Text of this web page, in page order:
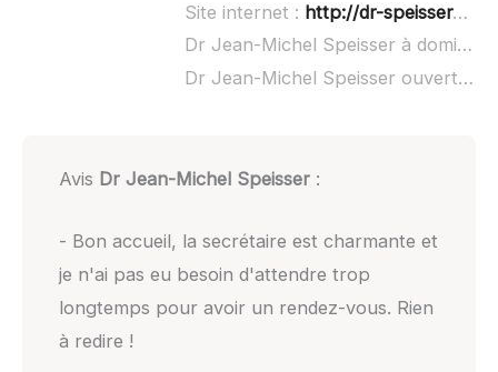
Site internet : http://dr-speisser-jean-michel.chirurgiens-dentistes.fr/
Dr Jean-Michel Speisser à domicile :
Dr Jean-Michel Speisser ouvert dimanche :
Avis Dr Jean-Michel Speisser:
- Bon accueil, la secrétaire est charmante et
je n'ai pas eu besoin d'attendre trop
longtemps pour avoir un rendez-vous. Rien
à redire !